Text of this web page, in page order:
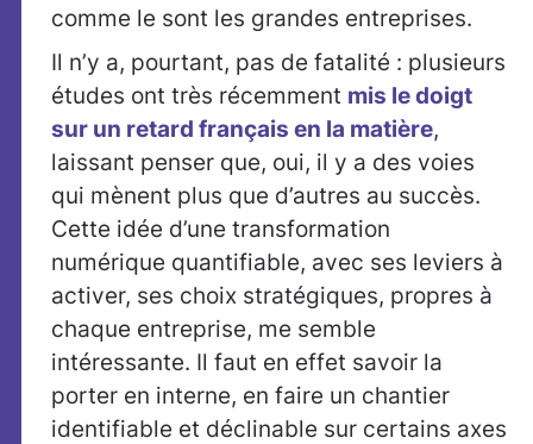
comme le sont les grandes entreprises.
Il n’y a, pourtant, pas de fatalité : plusieurs
études ont très récemment mis le doigt
sur un retard français en la matière,
laissant penser que, oui, il y a des voies
qui mènent plus que d’autres au succès.
Cette idée d’une transformation
numérique quantifiable, avec ses leviers à
activer, ses choix stratégiques, propres à
chaque entreprise, me semble
intéressante. Il faut en effet savoir la
porter en interne, en faire un chantier
identifiable et déclinable sur certains axes